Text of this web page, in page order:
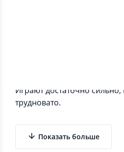
Играют достаточно
трудновато.
Показать больше